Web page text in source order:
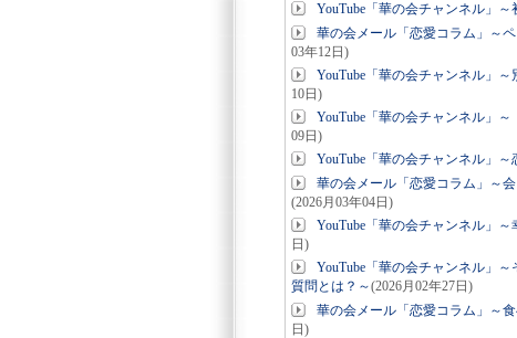
YouTube「華の会チャンネル」
華の会メール「恋愛コラム」～
03年12日)
YouTube「華の会チャンネル」
10日)
YouTube「華の会チャンネル」
09日)
YouTube「華の会チャンネル」
華の会メール「恋愛コラム」～
(2026月03年04日)
YouTube「華の会チャンネル」
日)
YouTube「華の会チャンネル」
質問とは？～(2026月02年27日)
華の会メール「恋愛コラム」～
日)